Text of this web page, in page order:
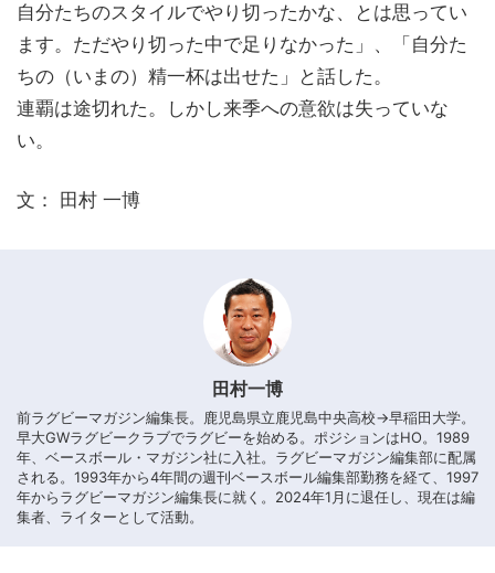
自分たちのスタイルでやり切ったかな、とは思ってい
ます。ただやり切った中で足りなかった」、「自分た
ちの（いまの）精一杯は出せた」と話した。
連覇は途切れた。しかし来季への意欲は失っていな
い。
文： 田村 一博
田村一博
前ラグビーマガジン編集長。鹿児島県立鹿児島中央高校→早稲田大学。
早大GWラグビークラブでラグビーを始める。ポジションはHO。1989
年、ベースボール・マガジン社に入社。ラグビーマガジン編集部に配属
される。1993年から4年間の週刊ベースボール編集部勤務を経て、1997
年からラグビーマガジン編集長に就く。2024年1月に退任し、現在は編
集者、ライターとして活動。